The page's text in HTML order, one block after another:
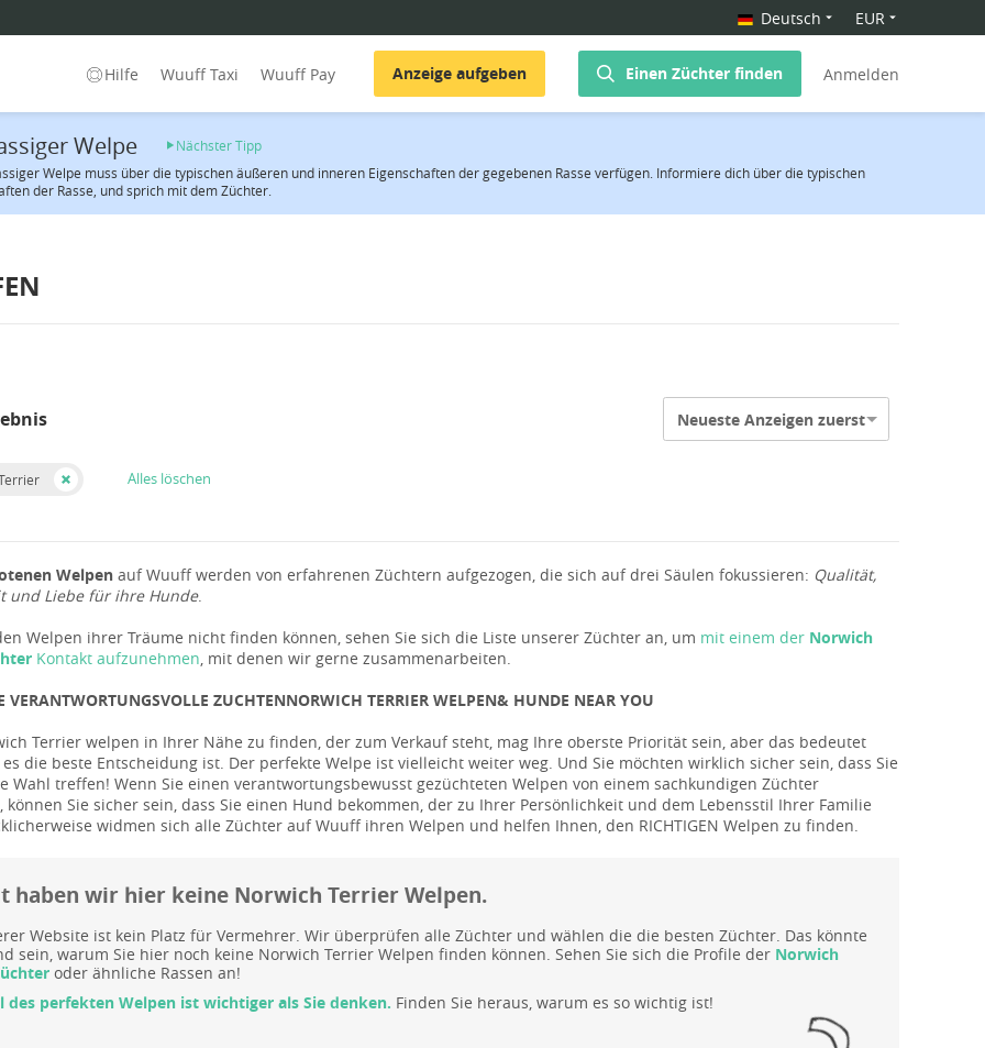
Deutsch EUR
Hilfe Wuuff Taxi Wuuff Pay Anzeige aufgeben Einen Züchter finden Anmelden
Welpe
Nächster Tipp
Welpe muss über die typischen äußeren und inneren Eigenschaften der gegebenen Rasse verfügen. Informiere dich über die typischen
der Rasse, und sprich mit dem Züchter.
Neueste Anzeigen zuerst
Alles löschen
Welpen auf Wuuff werden von erfahrenen Züchtern aufgezogen, die sich auf drei Säulen fokussieren: Qualität,
und Liebe für ihre Hunde.
Welpen ihrer Träume nicht finden können, sehen Sie sich die Liste unserer Züchter an, um mit einem der Norwich
Kontakt aufzunehmen, mit denen wir gerne zusammenarbeiten.
VERANTWORTUNGSVOLLE ZUCHTENNORWICH TERRIER WELPEN& HUNDE NEAR YOU
Terrier welpen in Ihrer Nähe zu finden, der zum Verkauf steht, mag Ihre oberste Priorität sein, aber das bedeutet
die beste Entscheidung ist. Der perfekte Welpe ist vielleicht weiter weg. Und Sie möchten wirklich sicher sein, dass Sie
Wahl treffen! Wenn Sie einen verantwortungsbewusst gezüchteten Welpen von einem sachkundigen Züchter
können Sie sicher sein, dass Sie einen Hund bekommen, der zu Ihrer Persönlichkeit und dem Lebensstil Ihrer Familie
widmen sich alle Züchter auf Wuuff ihren Welpen und helfen Ihnen, den RICHTIGEN Welpen zu finden.
haben wir hier keine Norwich Terrier Welpen.
Website ist kein Platz für Vermehrer. Wir überprüfen alle Züchter und wählen die die besten Züchter. Das könnte
sein, warum Sie hier noch keine Norwich Terrier Welpen finden können. Sehen Sie sich die Profile der Norwich
oder ähnliche Rassen an!
des perfekten Welpen ist wichtiger als Sie denken. Finden Sie heraus, warum es so wichtig ist!